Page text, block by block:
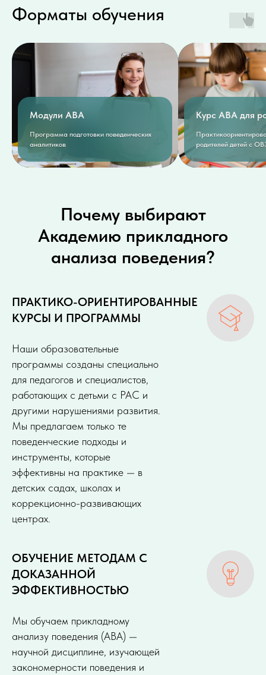
Форматы обучения
Модули ABA
Программа подготовки поведенческих
аналитиков
Курс ABA для
родителей детей с
Почему выбирают
Академию прикладного
анализа поведения?
ПРАКТИКО-ОРИЕНТИРОВАННЫЕ
КУРСЫ И ПРОГРАММЫ
Наши образовательные
программы созданы специально
для педагогов и специалистов,
работающих с детьми с РАС и
другими нарушениями развития.
Мы предлагаем только те
поведенческие подходы и
инструменты, которые
эффективны на практике — в
детских садах, школах и
коррекционно-развивающих
центрах.
ОБУЧЕНИЕ МЕТОДАМ С
ДОКАЗАННОЙ
ЭФФЕКТИВНОСТЬЮ
Мы обучаем прикладному
анализу поведения (ABA) —
научной дисциплине, изучающей
закономерности поведения и